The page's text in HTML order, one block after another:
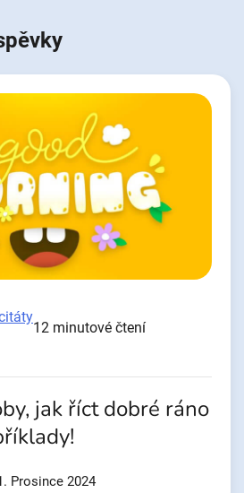
12 minutové čtení
jak říct dobré ráno
Prosince 2024